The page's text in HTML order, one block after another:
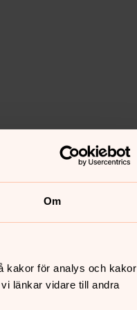
Om
kakor för analys och kakor
länkar vidare till andra